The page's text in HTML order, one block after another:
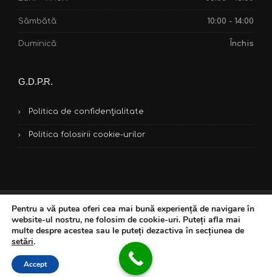
Sâmbătă: 10:00 - 14:00
Duminică: Închis
G.D.P.R.
Politica de confidențialitate
Politica folosirii cookie-urilor
Copyright © 2018 GM Construzioni. Toate drepturile sunt
rezervate. Website creat deDynamic Media .
Echipa noastră
Contact
Pentru a vă putea oferi cea mai bună experiență de navigare în
website-ul nostru, ne folosim de cookie-uri. Puteți afla mai
multe despre acestea sau le puteți dezactiva în secțiunea de
setări.
Accept